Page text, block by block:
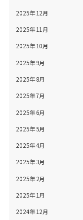
2025年12月
2025年11月
2025年10月
2025年9月
2025年8月
2025年7月
2025年6月
2025年5月
2025年4月
2025年3月
2025年2月
2025年1月
2024年12月